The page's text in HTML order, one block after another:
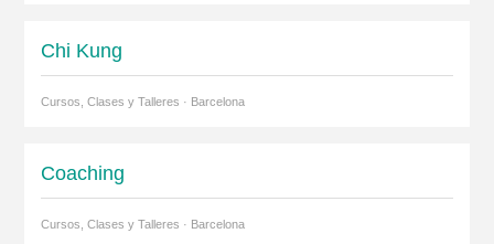
Chi Kung
Cursos, Clases y Talleres · Barcelona
Coaching
Cursos, Clases y Talleres · Barcelona